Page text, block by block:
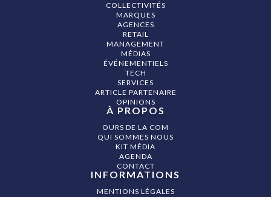
COLLECTIVITÉS
MARQUES
AGENCES
RETAIL
MANAGEMENT
MÉDIAS
ÉVÉNEMENTIELS
TECH
SERVICES
ARTICLE PARTENAIRE
OPINIONS
À PROPOS
OURS DE LA COM
QUI SOMMES NOUS
KIT MÉDIA
AGENDA
CONTACT
INFORMATIONS
MENTIONS LÉGALES